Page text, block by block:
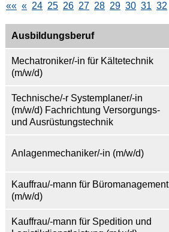
«« « 24 25 26 27 28 29 30 31 32
Ausbildungsberuf
Mechatroniker/-in für Kältetechnik
(m/w/d)
Technische/-r Systemplaner/-in
(m/w/d) Fachrichtung Versorgungs-
und Ausrüstungstechnik
Anlagenmechaniker/-in (m/w/d)
Kauffrau/-mann für Büromanagement
(m/w/d)
Kauffrau/-mann für Spedition und